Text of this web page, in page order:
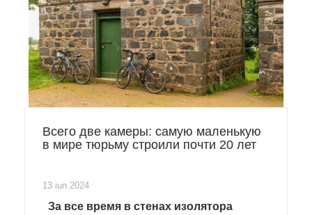
Всего две камеры: самую маленькую
в мире тюрьму строили почти 20 лет
13 iun 2024
За все время в стенах изолятора